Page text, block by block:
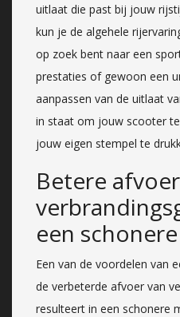
uitlaat die past bij jouw
kun je de algehele
op zoek bent naar een
prestaties of gewoon een
aanpassen van de uitlaat
in staat om jouw scooter
jouw eigen stempel te
Betere
een
Een van de voordelen van
de verbeterde afvoer van
resulteert in een schonere